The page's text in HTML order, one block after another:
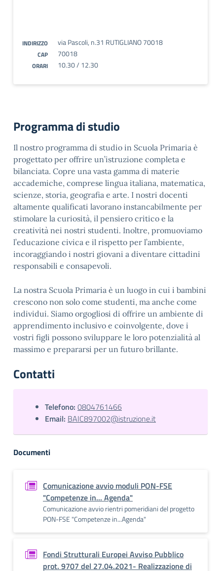
INDIRIZZO via Pascoli, n.31 RUTIGLIANO 70018
CAP 70018
ORARI 10.30 / 12.30
Programma di studio
Il nostro programma di studio in Scuola Primaria è
progettato per offrire un’istruzione completa e
bilanciata. Copre una vasta gamma di materie
accademiche, comprese lingua italiana, matematica,
scienze, storia, geografia e arte. I nostri docenti
altamente qualificati lavorano instancabilmente per
stimolare la curiosità, il pensiero critico e la
creatività nei nostri studenti. Inoltre, promuoviamo
l’educazione civica e il rispetto per l’ambiente,
incoraggiando i nostri giovani a diventare cittadini
responsabili e consapevoli.
La nostra Scuola Primaria è un luogo in cui i bambini
crescono non solo come studenti, ma anche come
individui. Siamo orgogliosi di offrire un ambiente di
apprendimento inclusivo e coinvolgente, dove i
vostri figli possono sviluppare le loro potenzialità al
massimo e prepararsi per un futuro brillante.
Contatti
Telefono: 0804761466
Email: BAIC897002@istruzione.it
Documenti
Comunicazione avvio moduli PON-FSE
"Competenze in... Agenda"
Comunicazione avvio rientri pomeridiani del progetto
PON-FSE "Competenze in...Agenda"
Fondi Strutturali Europei Avviso Pubblico
prot. 9707 del 27.04.2021- Realizzazione di